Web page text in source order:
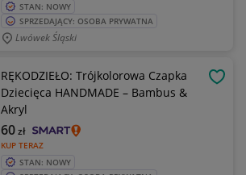
STAN: NOWY
SPRZEDAJĄCY: OSOBA PRYWATNA
Lwówek Śląski
RĘKODZIEŁO: Trójkolorowa Czapka
Dziecięca HANDMADE – Bambus &
Akryl
KUP TERAZ
60zł
STAN: NOWY